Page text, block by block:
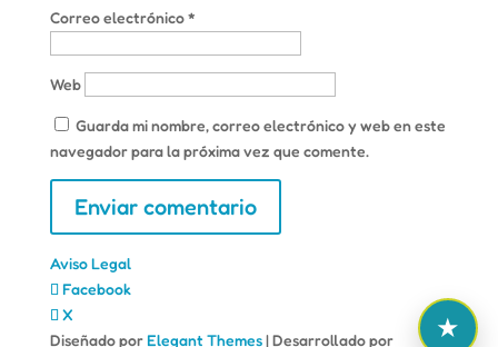
Correo electrónico*
Web
Guarda mi nombre, correo electrónico y web en este
navegador para la próxima vez que comente.
Aviso Legal
Facebook
X
Diseñado porElegant Themes| Desarrollado por